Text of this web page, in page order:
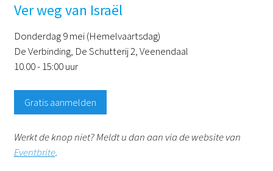
Ver weg van Israël
Donderdag 9 mei (Hemelvaartsdag)
De Verbinding, De Schutterij 2, Veenendaal
10.00 - 15:00 uur
Gratis aanmelden
Werkt de knop niet? Meldt u dan aan via de website van
Eventbrite.